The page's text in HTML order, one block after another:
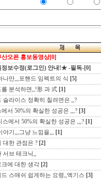
산오픈 홍보동영상[0]
보수정(로그인) 안내!★ -필독-[0]
나만,,,포핸드 임펙트의 식 [5]
를 분석하면,,!形 과 式 [1]
슬라이스 정확히 칠려면은 ,,?
서 50%의 확실한 성공은 ,,,? [3]
스에서 50%의 확실한 성공은 ,,,? [1]
야기,,,그냥 느낌을,,, [1]
대한 관점은 ? [2]
서브 테크닉,,
크에 대한 생각 [2]
드 스매쉬 쉽게하는 요령,,엑기스 [3]